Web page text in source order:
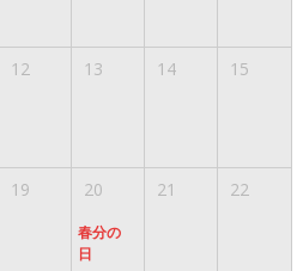
12 13 14 15
19 20
春分の
日
21 22